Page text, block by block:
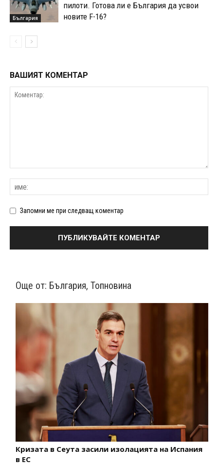
България
пилоти. Готова ли е България да усвои
новите F-16?
ВАШИЯТ КОМЕНТАР
Запомни ме при следващ коментар
Още от: България, Топновина
Кризата в Сеута засили изолацията на Испания
в ЕС